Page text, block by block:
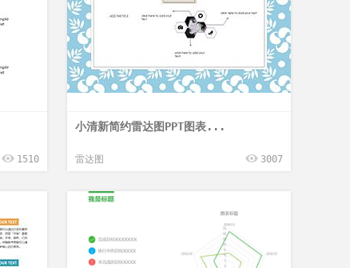
1510
小清新简约雷达图PPT图表...
雷达图 3007